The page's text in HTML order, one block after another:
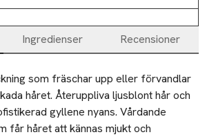
Ingredienser Recensioner
som fräschar upp eller förvandlar
håret. Återuppliva ljusblont hår och
gyllene nyans. Vårdande
får håret att kännas mjukt och